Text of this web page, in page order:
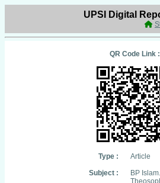
UPSI Digital
QR Code Link :
Type :
Article
Subject :
BP